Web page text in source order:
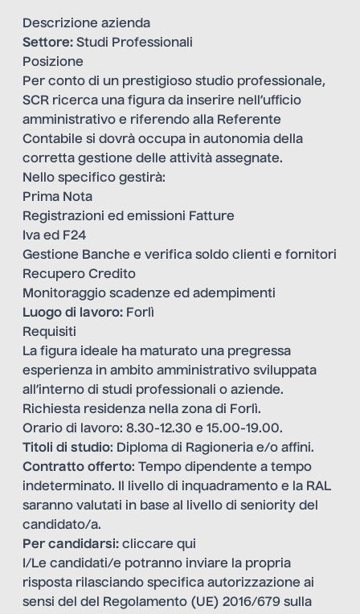
Descrizione azienda
Settore: Studi Professionali
Posizione
Per conto di un prestigioso studio professionale,
SCR ricerca una figura da inserire nell’ufficio
amministrativo e riferendo alla Referente
Contabile si dovrà occupa in autonomia della
corretta gestione delle attività assegnate.
Nello specifico gestirà:
Prima Nota
Registrazioni ed emissioni Fatture
Iva ed F24
Gestione Banche e verifica soldo clienti e fornitori
Recupero Credito
Monitoraggio scadenze ed adempimenti
Luogo di lavoro: Forlì
Requisiti
La figura ideale ha maturato una pregressa
esperienza in ambito amministrativo sviluppata
all’interno di studi professionali o aziende.
Richiesta residenza nella zona di Forlì.
Orario di lavoro: 8.30-12.30 e 15.00-19.00.
Titoli di studio: Diploma di Ragioneria e/o affini.
Contratto offerto: Tempo dipendente a tempo
indeterminato. Il livello di inquadramento e la RAL
saranno valutati in base al livello di seniority del
candidato/a.
Per candidarsi: cliccare qui
I/Le candidati/e potranno inviare la propria
risposta rilasciando specifica autorizzazione ai
sensi del del Regolamento (UE) 2016/679 sulla